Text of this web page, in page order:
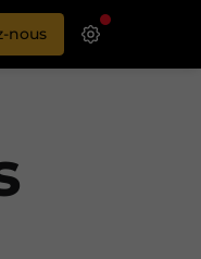
nous